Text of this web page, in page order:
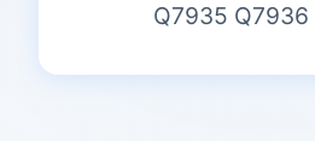
Q7935 Q7936